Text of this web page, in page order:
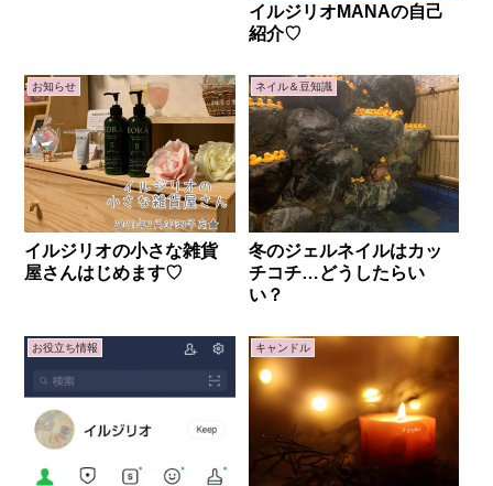
イルジリオMANAの自己
紹介♡
お知らせ
イルジリオの小さな雑貨
屋さんはじめます♡
ネイル＆豆知識
冬のジェルネイルはカッ
チコチ…どうしたらい
い？
お役立ち情報 キャンドル